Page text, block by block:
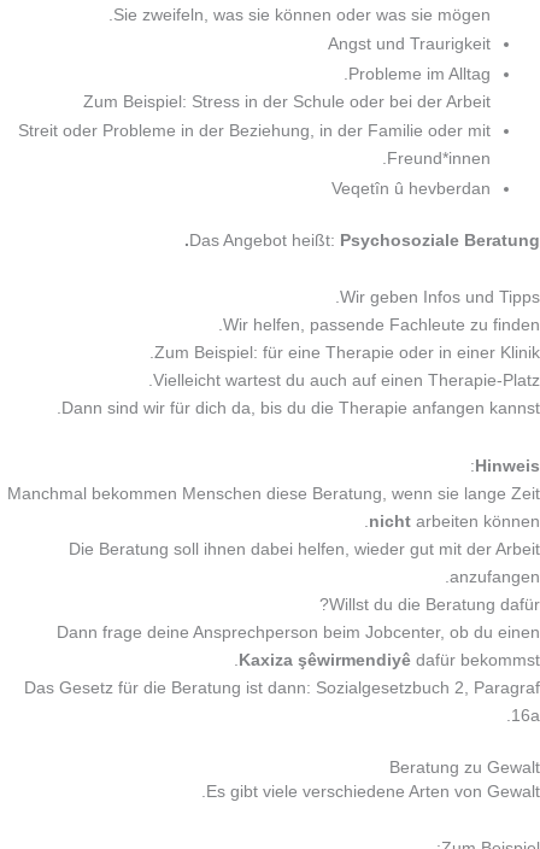
Sie zweifeln, was sie können oder was sie mögen.
Angst und Traurigkeit
Probleme im Alltag.
Zum Beispiel: Stress in der Schule oder bei der Arbeit
Streit oder Probleme in der Beziehung, in der Familie oder mit
Freund*innen.
Veqetîn û hevberdan
Das Angebot heißt: Psychosoziale Beratung.
Wir geben Infos und Tipps.
Wir helfen, passende Fachleute zu finden.
Zum Beispiel: für eine Therapie oder in einer Klinik.
Vielleicht wartest du auch auf einen Therapie-Platz.
Dann sind wir für dich da, bis du die Therapie anfangen kannst.
Hinweis
:
Manchmal bekommen Menschen diese Beratung, wenn sie lange Zeit
nicht arbeiten können.
Die Beratung soll ihnen dabei helfen, wieder gut mit der Arbeit
anzufangen.
Willst du die Beratung dafür?
Dann frage deine Ansprechperson beim Jobcenter, ob du einen
Kaxiza şêwirmendiyê dafür bekommst.
Das Gesetz für die Beratung ist dann: Sozialgesetzbuch 2, Paragraf
16a.
Beratung zu Gewalt
Es gibt viele verschiedene Arten von Gewalt.